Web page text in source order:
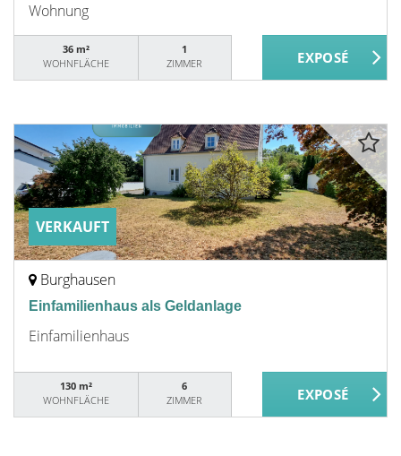
Wohnung
36 m²
WOHNFLÄCHE
1
ZIMMER
VERKAUFT
Burghausen
Einfamilienhaus als Geldanlage
Einfamilienhaus
130 m²
WOHNFLÄCHE
6
ZIMMER